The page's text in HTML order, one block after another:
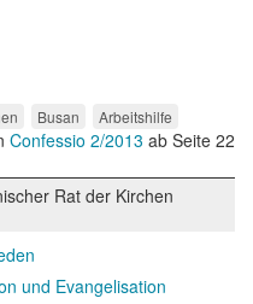
Busan Arbeitshilfe
Confessio 2/2013 ab Seite 22
Rat der Kirchen
und Evangelisation